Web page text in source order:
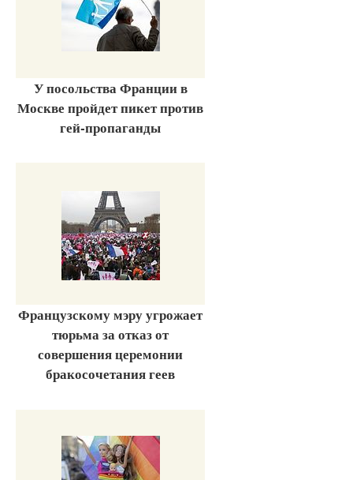
У посольства Франции в
Москве пройдет пикет против
гей-пропаганды
Французскому мэру угрожает
тюрьма за отказ от
совершения церемонии
бракосочетания геев